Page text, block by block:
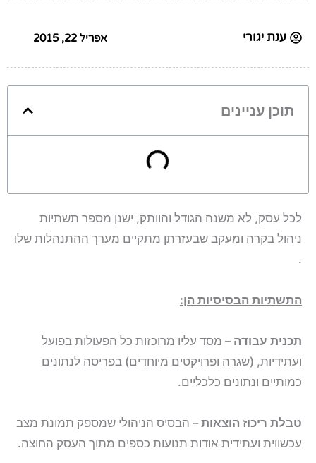
ענת יגורי אפריל 22, 2015
תוכן עניינים
לכל עסק, לא משנה הגודל והוותק, ישנן מספר תשתיות
ניהול בקרה ומעקב שבעזרתן מתקיים מערך ההתנהלות שלו
.
התשתיות הבסיסיות הן:
תכנית עבודה – מסד עליו מרוכזות כל הפעולות בפועל
ועתידיות, (שגרה ופרויקטים מיוחדים) בפריסה לנתונים
כמותיים ונתונים כלכליים.
טבלת ריכוז הוצאות– הבסיס הניהולי שמספק תמונת מצב
עכשווית ועתידית אודות תנועות כספים מתוך העסק החוצה.